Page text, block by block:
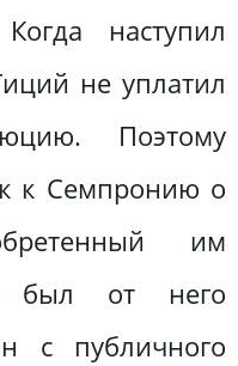
наступил
не уплатил
Поэтому
к Семпронию о
им
был от него
с публичного